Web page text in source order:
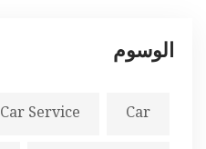
الوسوم
Car
Car Service